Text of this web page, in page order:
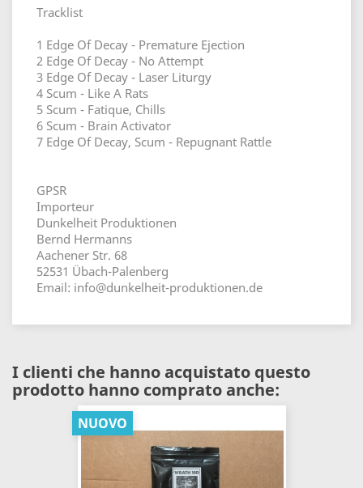
Tracklist
1 Edge Of Decay - Premature Ejection
2 Edge Of Decay - No Attempt
3 Edge Of Decay - Laser Liturgy
4 Scum - Like A Rats
5 Scum - Fatique, Chills
6 Scum - Brain Activator
7 Edge Of Decay, Scum - Repugnant Rattle
GPSR
Importeur
Dunkelheit Produktionen
Bernd Hermanns
Aachener Str. 68
52531 Übach-Palenberg
Email: info@dunkelheit-produktionen.de
I clienti che hanno acquistato questo
prodotto hanno comprato anche:
NUOVO